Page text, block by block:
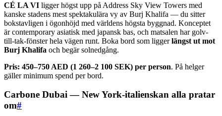
CÉ LA VI ligger högst upp på Address Sky View Towers med
kanske stadens mest spektakulära vy av Burj Khalifa — du sitter
bokstavligen i ögonhöjd med världens högsta byggnad. Konceptet
är contemporary asiatisk med japansk bas, och matsalen har golv-
till-tak-fönster hela vägen runt. Boka bord som liggerlängst ut mot
Burj Khalifa och begär solnedgång.
Pris: 450–750 AED (1 260–2 100 SEK) per person. På helger
gäller minimum spend per bord.
Carbone Dubai — New York-italienskan alla pratar
om#